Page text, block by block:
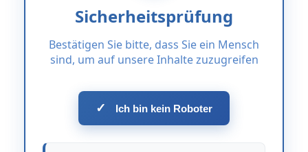
Sicherheitsprüfung
Bestätigen Sie bitte, dass Sie ein Mensch
sind, um auf unsere Inhalte zuzugreifen
✓ Ich bin kein Roboter